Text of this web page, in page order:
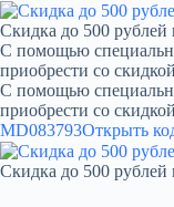
Скидка до 500 рублей
С помощью
приобрести со
С помощью
приобрести со
MD083793Открыть
Скидка до 500 рублей